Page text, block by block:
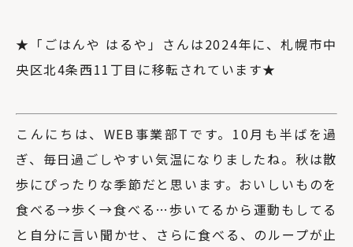
★「ごはんや はるや」さんは2024年に、札幌市中
央区北4条西11丁目に移転されています★
こんにちは、WEB事業部Tです。10月も半ばを過
ぎ、毎日過ごしやすい気温になりましたね。秋は散
歩にぴったりな季節だと思います。おいしいものを
食べる→歩く→食べる…歩いてるから運動もしてる
と自分に言い聞かせ、さらに食べる、のループが止